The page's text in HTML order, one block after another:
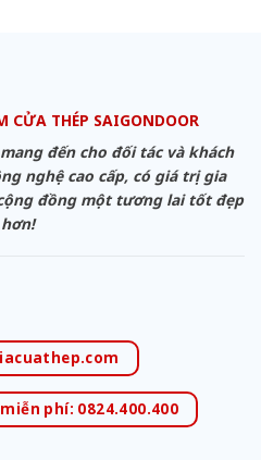
CỬA THÉP SAIGONDOOR
đến cho đối tác và khách
nghệ cao cấp, có giá trị gia
đồng một tương lai tốt đẹp
hơn!
phí: 0824.400.400